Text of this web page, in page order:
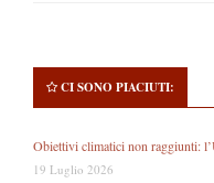
CI SONO PIACIUTI:
Obiettivi climatici non raggiunti:
19 Luglio 2026